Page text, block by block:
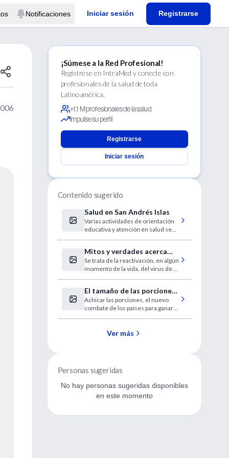
Notificaciones Iniciar sesión Registrarse
¡Súmese a la Red Profesional!
Regístrese en IntraMed y conecte con
profesionales de la salud de toda
Latinoamérica.
+1.1 M profesionales de la salud
Impulse su perfil
Registrarse
Iniciar sesión
Contenido sugerido
Salud en San Andrés Islas
Varias actividades de orientación
educativa y atención en salud se
Providencia.
Mitos y verdades acerca
del Herpes Zoster o
"culebrilla"
Se trata de la reactivación, en algún
momento de la vida, del virus de la
eruptiva.
El tamaño de las porciones,
la obesidad y el IMC
Achicar las porciones, el nuevo
combate de los países para ganarle
Ver más
Personas sugeridas
No hay personas sugeridas disponibles
en este momento